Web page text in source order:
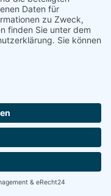
nur zur
Personen
von IONOS
erfolgt auf Grundlage
hat ein
Analyse des